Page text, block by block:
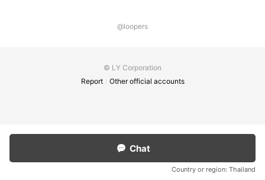
@loopers
© LY Corporation
Report
Other official accounts
Chat
Country or region: Thailand